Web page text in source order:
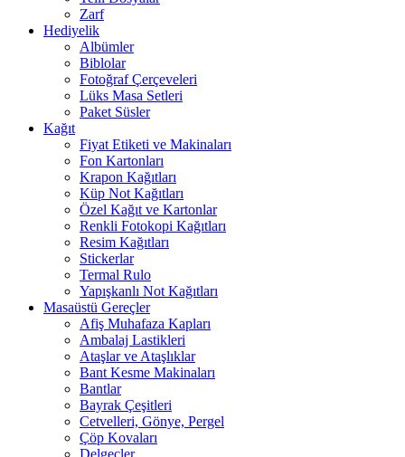
Zarf
Hediyelik
Albümler
Biblolar
Fotoğraf Çerçeveleri
Lüks Masa Setleri
Paket Süsler
Kağıt
Fiyat Etiketi ve Makinaları
Fon Kartonları
Krapon Kağıtları
Küp Not Kağıtları
Özel Kağıt ve Kartonlar
Renkli Fotokopi Kağıtları
Resim Kağıtları
Stickerlar
Termal Rulo
Yapışkanlı Not Kağıtları
Masaüstü Gereçler
Afiş Muhafaza Kapları
Ambalaj Lastikleri
Ataşlar ve Ataşlıklar
Bant Kesme Makinaları
Bantlar
Bayrak Çeşitleri
Cetvelleri, Gönye, Pergel
Çöp Kovaları
Delgeçler